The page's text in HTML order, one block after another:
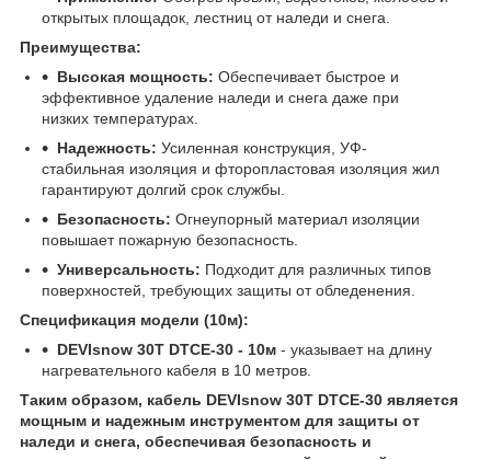
открытых площадок, лестниц от наледи и снега.
Преимущества:
Высокая мощность: Обеспечивает быстрое и
эффективное удаление наледи и снега даже при
низких температурах.
Надежность: Усиленная конструкция, УФ-
стабильная изоляция и фторопластовая изоляция жил
гарантируют долгий срок службы.
Безопасность: Огнеупорный материал изоляции
повышает пожарную безопасность.
Универсальность: Подходит для различных типов
поверхностей, требующих защиты от обледенения.
Спецификация модели (10м):
DEVIsnow 30T DTCE-30 - 10м - указывает на длину
нагревательного кабеля в 10 метров.
Таким образом, кабель DEVIsnow 30T DTCE-30 является
мощным и надежным инструментом для защиты от
наледи и снега, обеспечивая безопасность и